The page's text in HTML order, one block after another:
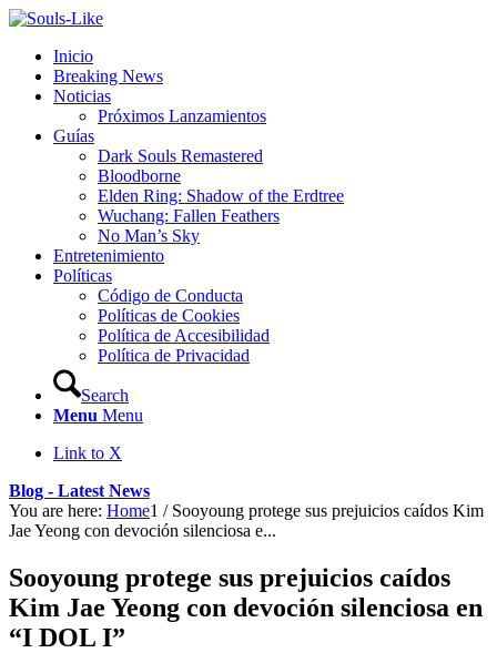
Inicio
Breaking News
Noticias
Próximos Lanzamientos
Guías
Dark Souls Remastered
Bloodborne
Elden Ring: Shadow of the Erdtree
Wuchang: Fallen Feathers
No Man’s Sky
Entretenimiento
Políticas
Código de Conducta
Políticas de Cookies
Política de Accesibilidad
Política de Privacidad
Search
Menu Menu
Link to X
Blog - Latest News
You are here: Home1 / Sooyoung protege sus prejuicios caídos Kim
Jae Yeong con devoción silenciosa e...
Sooyoung protege sus prejuicios caídos
Kim Jae Yeong con devoción silenciosa en
“I DOL I”